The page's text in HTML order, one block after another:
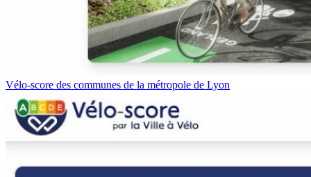
Vélo-score des communes de la métropole de Lyon